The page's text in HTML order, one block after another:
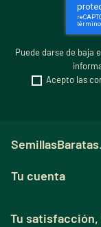
Puede darse de baja
Acepto las
Tu cuenta
Tu satisfacción,